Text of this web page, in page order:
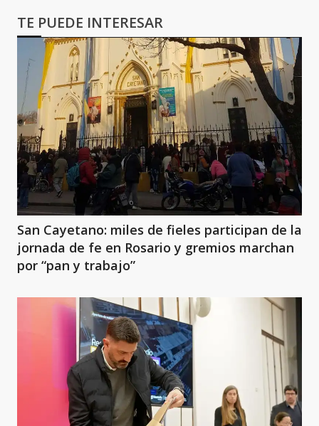
TE PUEDE INTERESAR
San Cayetano: miles de fieles participan de la
jornada de fe en Rosario y gremios marchan
por “pan y trabajo”